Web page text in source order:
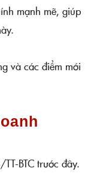
mạnh mẽ, giúp
và các điểm mới
BTC trước đây.